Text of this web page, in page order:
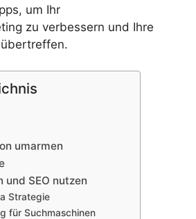
um Ihr
zu verbessern und Ihre
umarmen
und SEO nutzen
Strategie
für Suchmaschinen